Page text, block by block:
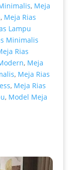
, Meja
, Meja Rias
Lampu
Minimalis
Rias
, Meja
, Meja Rias
, Meja Rias
, Model Meja